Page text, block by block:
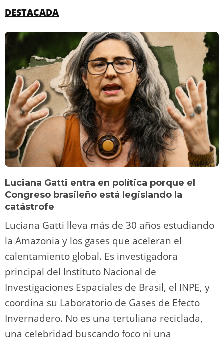
DESTACADA
Luciana Gatti entra en política porque el
Congreso brasileño está legislando la
catástrofe
Luciana Gatti lleva más de 30 años estudiando
la Amazonia y los gases que aceleran el
calentamiento global. Es investigadora
principal del Instituto Nacional de
Investigaciones Espaciales de Brasil, el INPE, y
coordina su Laboratorio de Gases de Efecto
Invernadero. No es una tertuliana reciclada,
una celebridad buscando foco ni una